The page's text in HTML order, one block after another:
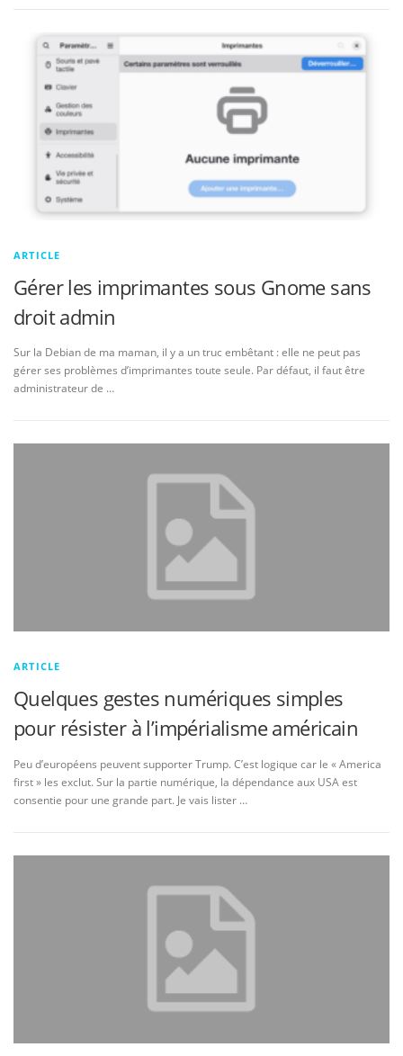
ARTICLE
Gérer les imprimantes sous Gnome sans
droit admin
Sur la Debian de ma maman, il y a un truc embêtant : elle ne peut pas
gérer ses problèmes d’imprimantes toute seule. Par défaut, il faut être
administrateur de …
ARTICLE
Quelques gestes numériques simples
pour résister à l’impérialisme américain
Peu d’européens peuvent supporter Trump. C’est logique car le « America
first » les exclut. Sur la partie numérique, la dépendance aux USA est
consentie pour une grande part. Je vais lister …